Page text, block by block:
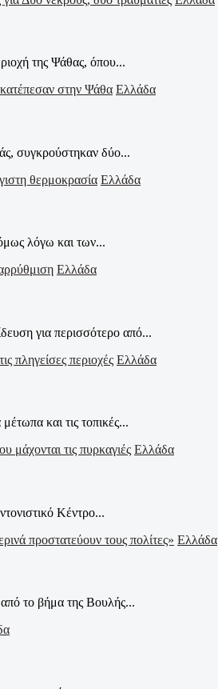
της Ψάθας, όπου...
Ελλάδα
συγκρούστηκαν δύο...
Ελλάδα
λόγω και των...
Ελλάδα
για περισσότερο από...
Ελλάδα
και τις τοπικές...
Ελλάδα
Κέντρο...
Ελλάδα
το βήμα της Βουλής...